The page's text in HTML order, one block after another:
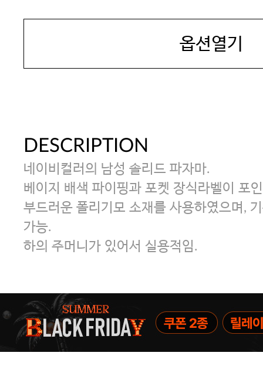
옵션열기
DESCRIPTION
네이비컬러의 남성 솔리드 파자마.
베이지 배색 파이핑과 포켓 장식라벨이 포
부드러운 폴리기모 소재를 사용하였으며,
가능.
하의 주머니가 있어서 실용적임.